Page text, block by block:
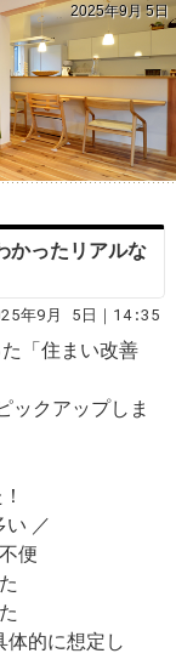
2025年9月 5日
かったリアルな
年9月 5日｜14:35
「住まい改善
ックアップしま
い ／
便
体的に想定し